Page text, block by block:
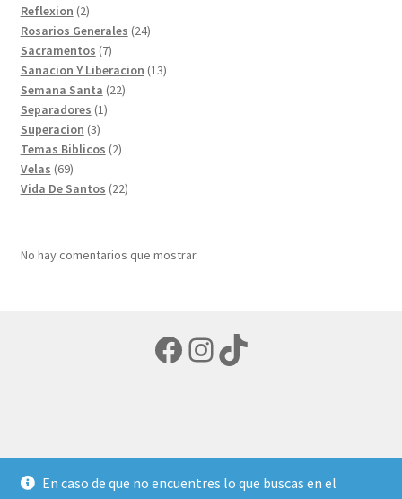
productos
Reflexion 22
productos
Rosarios Generales 2424
Sacramentos 77
productos
Sanacion Y Liberacion 1313
Semana Santa 2222
Separadores 11
Superacion 33
productos
Temas Biblicos 22
Velas 6969
productos
Vida De Santos 2222
No hay comentarios que mostrar.
Facebook
Instagram
TikTok
Política de privacidad
Creado con Storefront y
En caso de que no encuentres lo que buscas en el